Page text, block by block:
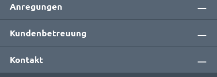
Anregungen
Kundenbetreuung
Kontakt